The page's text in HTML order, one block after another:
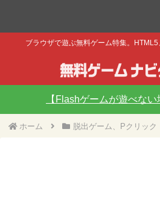
ブラウザで遊ぶ無料ゲーム特集。
【Flashゲームが遊べない
ホーム 脱出ゲーム、Pクリック